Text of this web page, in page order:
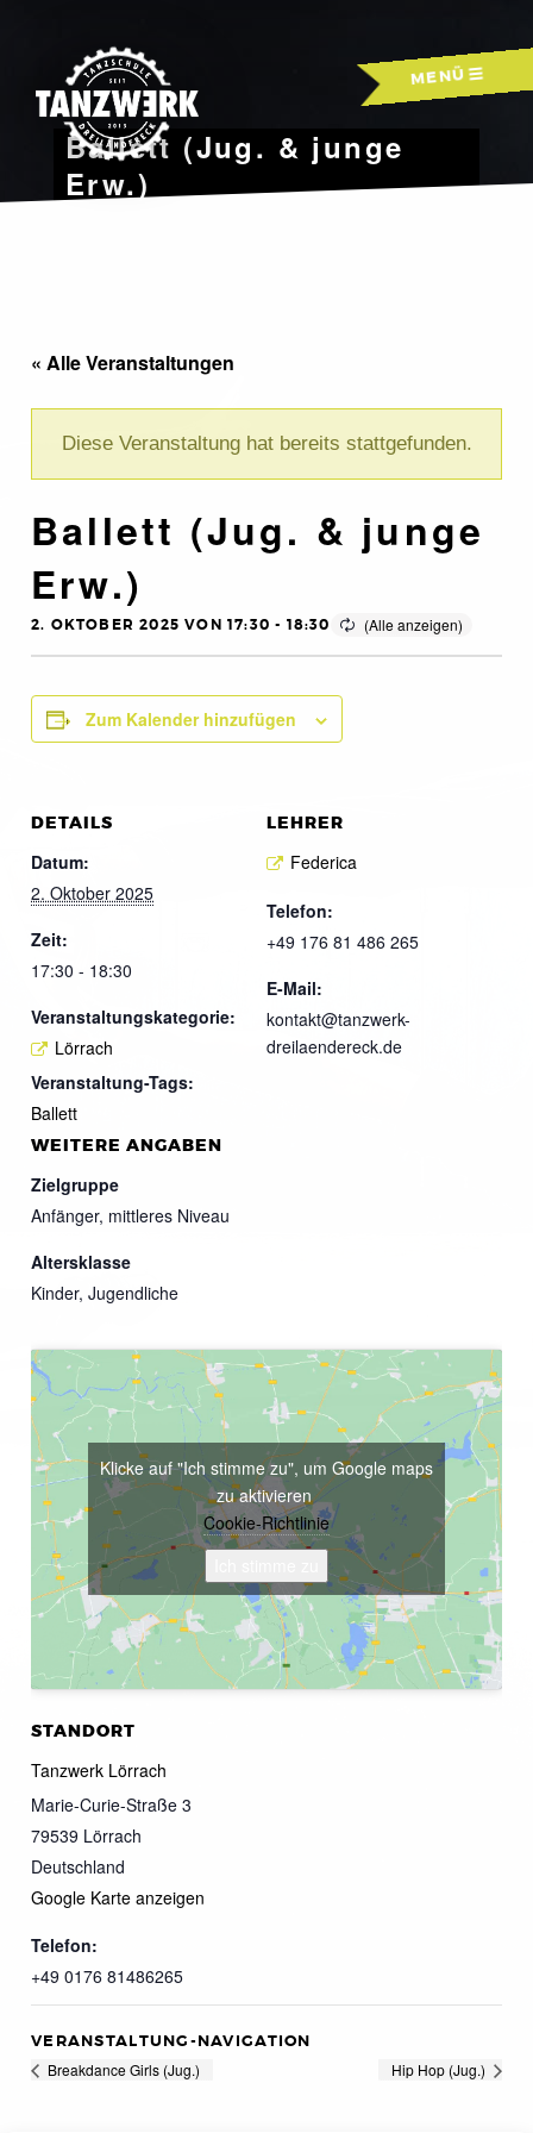
MENÜ
Ballett (Jug. & junge
Erw.)
« Alle Veranstaltungen
Diese Veranstaltung hat bereits stattgefunden.
Ballett (Jug. & junge
Erw.)
2. OKTOBER 2025 VON 17:30 - 18:30
Zum Kalender hinzufügen
DETAILS
Datum:
2. Oktober 2025
Zeit:
17:30 - 18:30
Veranstaltungskategorie:
Lörrach
Veranstaltung-Tags:
Ballett
LEHRER
Federica
Telefon:
+49 176 81 486 265
E-Mail:
kontakt@tanzwerk-
dreilaendereck.de
WEITERE ANGABEN
Zielgruppe
Anfänger, mittleres Niveau
Altersklasse
Kinder, Jugendliche
STANDORT
Tanzwerk Lörrach
Marie-Curie-Straße 3
79539 Lörrach
Deutschland
Google Karte anzeigen
Telefon:
+49 0176 81486265
Klicke auf "Ich stimme zu", um Google maps
zu aktivieren
Cookie-Richtlinie
VERANSTALTUNG-NAVIGATION
Breakdance Girls (Jug.) Hip Hop (Jug.)